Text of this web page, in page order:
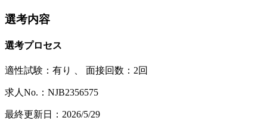
選考内容
選考プロセス
適性試験： 有り 面接回数：2回
求人No.：NJB2356575
最終更新日：2026/5/29